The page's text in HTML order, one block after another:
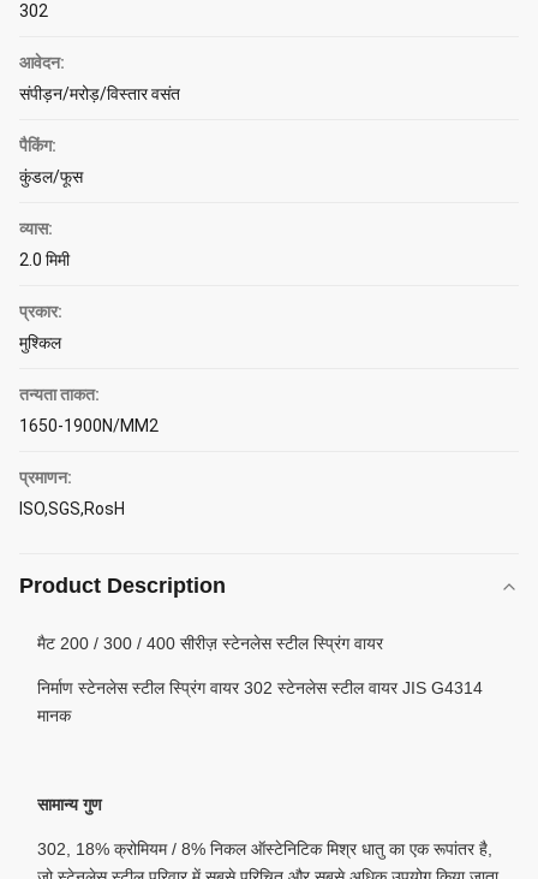
302
आवेदन:
संपीड़न/मरोड़/विस्तार वसंत
पैकिंग:
कुंडल/फूस
व्यास:
2.0 मिमी
प्रकार:
मुश्किल
तन्यता ताकत:
1650-1900N/MM2
प्रमाणन:
ISO,SGS,RosH
Product Description
मैट 200 / 300 / 400 सीरीज़ स्टेनलेस स्टील स्प्रिंग वायर
निर्माण स्टेनलेस स्टील स्प्रिंग वायर 302 स्टेनलेस स्टील वायर JIS G4314
मानक
सामान्य गुण
302, 18% क्रोमियम / 8% निकल ऑस्टेनिटिक मिश्र धातु का एक रूपांतर है,